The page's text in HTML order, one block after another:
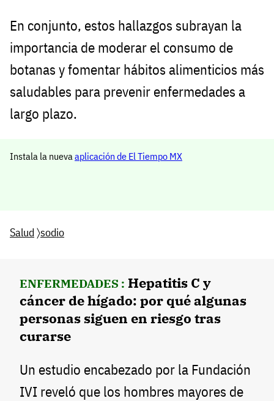
En conjunto, estos hallazgos subrayan la
importancia de moderar el consumo de
botanas y fomentar hábitos alimenticios más
saludables para prevenir enfermedades a
largo plazo.
Instala la nuevaaplicación de El Tiempo MX
Salud 〉sodio
ENFERMEDADES : Hepatitis C y
cáncer de hígado: por qué algunas
personas siguen en riesgo tras
curarse
Un estudio encabezado por la Fundación
IVI reveló que los hombres mayores de